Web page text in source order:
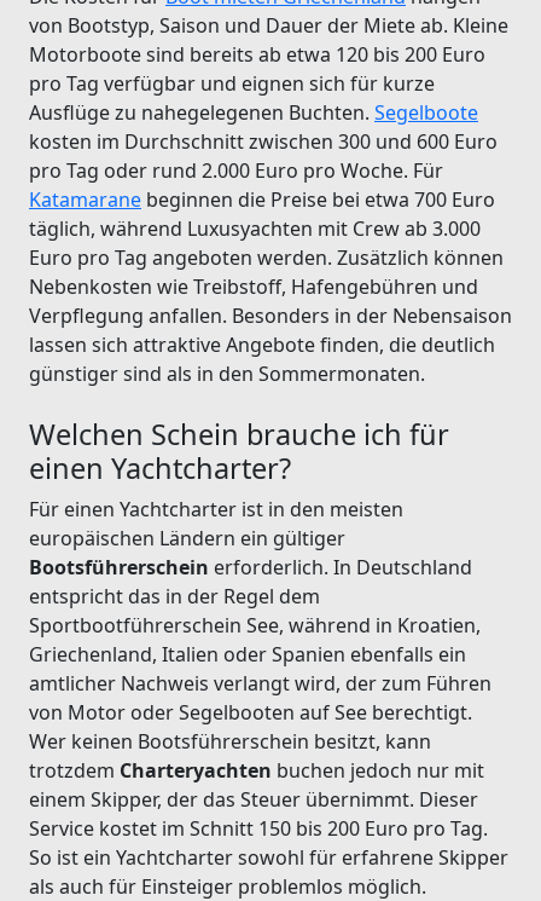
von Bootstyp, Saison und Dauer der Miete ab. Kleine
Motorboote sind bereits ab etwa 120 bis 200 Euro
pro Tag verfügbar und eignen sich für kurze
Ausflüge zu nahegelegenen Buchten. Segelboote
kosten im Durchschnitt zwischen 300 und 600 Euro
pro Tag oder rund 2.000 Euro pro Woche. Für
Katamarane beginnen die Preise bei etwa 700 Euro
täglich, während Luxusyachten mit Crew ab 3.000
Euro pro Tag angeboten werden. Zusätzlich können
Nebenkosten wie Treibstoff, Hafengebühren und
Verpflegung anfallen. Besonders in der Nebensaison
lassen sich attraktive Angebote finden, die deutlich
günstiger sind als in den Sommermonaten.
Welchen Schein brauche ich für
einen Yachtcharter?
Für einen Yachtcharter ist in den meisten
europäischen Ländern ein gültiger
Bootsführerschein erforderlich. In Deutschland
entspricht das in der Regel dem
Sportbootführerschein See, während in Kroatien,
Griechenland, Italien oder Spanien ebenfalls ein
amtlicher Nachweis verlangt wird, der zum Führen
von Motor oder Segelbooten auf See berechtigt.
Wer keinen Bootsführerschein besitzt, kann
trotzdem Charteryachten buchen jedoch nur mit
einem Skipper, der das Steuer übernimmt. Dieser
Service kostet im Schnitt 150 bis 200 Euro pro Tag.
So ist ein Yachtcharter sowohl für erfahrene Skipper
als auch für Einsteiger problemlos möglich.